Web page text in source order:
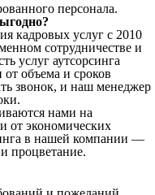
персонала.
кадровых услуг с 2010
сотрудничестве и
услуг аутсорсинга
от объема и сроков
звонок, и наш менеджер
нами на
от экономических
в нашей компании —
процветание.